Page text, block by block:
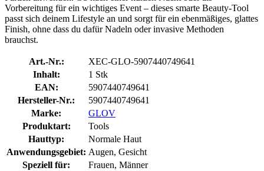
Vorbereitung für ein wichtiges Event – dieses smarte Beauty-Tool
passt sich deinem Lifestyle an und sorgt für ein ebenmäßiges, glattes
Finish, ohne dass du dafür Nadeln oder invasive Methoden
brauchst.
Art.-Nr.:
XEC-GLO-5907440749641
Inhalt:
1 Stk
EAN:
5907440749641
Hersteller-Nr.:
5907440749641
Marke:
GLOV
Produktart:
Tools
Hauttyp:
Normale Haut
Anwendungsgebiet: Augen, Gesicht
Speziell für:
Frauen, Männer